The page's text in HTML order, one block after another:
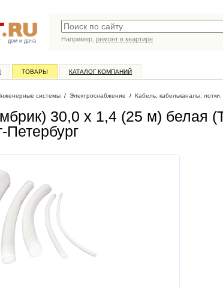
дом и дача
Например, ремонт в квартире
ТОВАРЫ КАТАЛОГ КОМПАНИЙ
системы / Электроснабжение / Кабель, кабельканалы, лотки,
30,0 х 1,4 (25 м) белая
Петербург